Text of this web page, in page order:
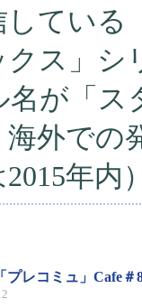
ている
クス」
名が「
外での
年内
プレコミュ」Cafe